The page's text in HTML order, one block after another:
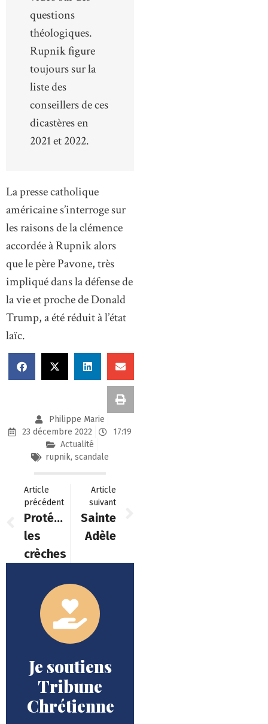
questions
théologiques.
Rupnik figure
toujours sur la
liste des
conseillers de ces
dicastères en
2021 et 2022.
La presse catholique
américaine s’interroge sur
les raisons de la clémence
accordée à Rupnik alors
que le père Pavone, très
impliqué dans la défense de
la vie et proche de Donald
Trump, a été réduit à l’état
laïc.
Philippe Marie
23 décembre 2022
17:19
Actualité
rupnik, scandale
Article
précédent
Protéger
les
crèches
Article
suivant
Sainte
Adèle
Je soutiens
Tribune
Chrétienne